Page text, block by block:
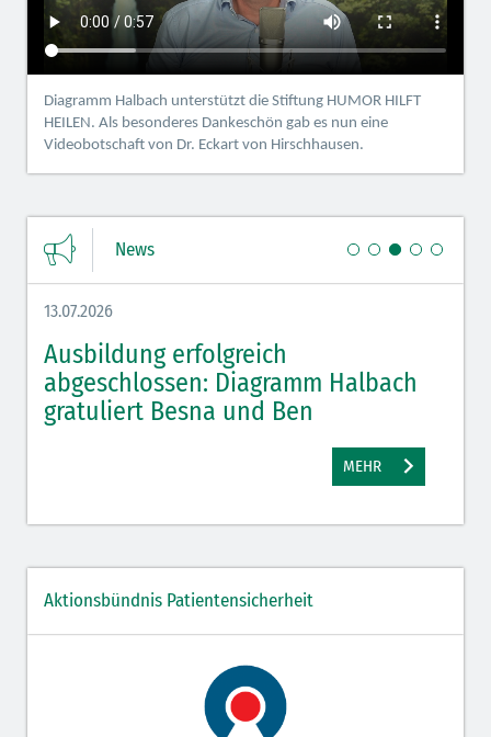
Diagramm Halbach unterstützt die Stiftung HUMOR HILFT
HEILEN. Als besonderes Dankeschön gab es nun eine
Videobotschaft von Dr. Eckart von Hirschhausen.
News
13.07.2026
Ausbildung erfolgreich
abgeschlossen: Diagramm Halbach
gratuliert Besna und Ben
MEHR
Aktionsbündnis Patientensicherheit